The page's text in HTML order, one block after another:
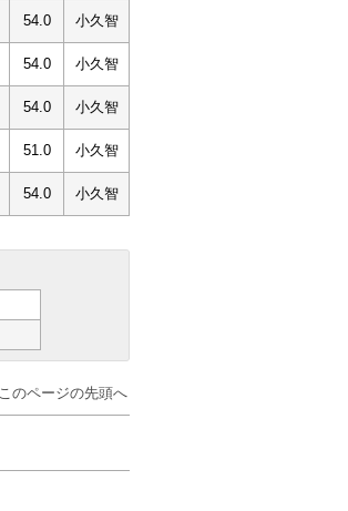
54.0 小久智
54.0 小久智
54.0 小久智
51.0 小久智
54.0 小久智
このページの先頭へ